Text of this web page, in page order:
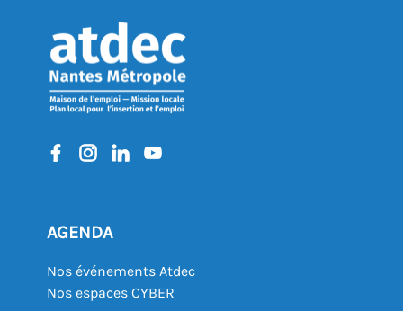
AGENDA
Nos événements Atdec
Nos espaces CYBER